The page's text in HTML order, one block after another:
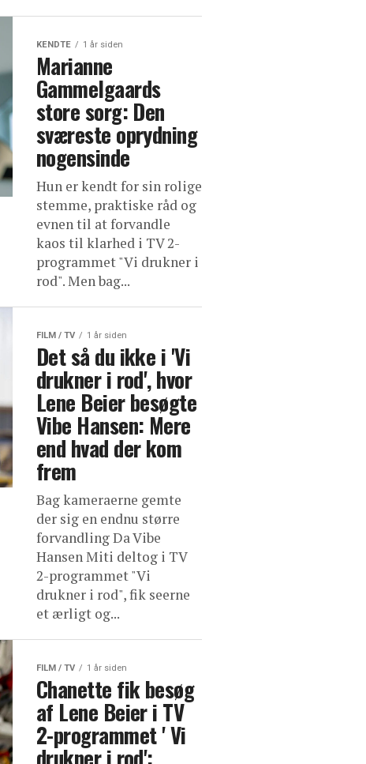
KENDTE 1 år siden
Marianne
Gammelgaards
store sorg: Den
sværeste oprydning
nogensinde
Hun er kendt for sin rolige
stemme, praktiske råd og
evnen til at forvandle
kaos til klarhed i TV 2-
programmet "Vi drukner i
rod". Men bag...
FILM / TV 1 år siden
Det så du ikke i 'Vi
drukner i rod', hvor
Lene Beier besøgte
Vibe Hansen: Mere
end hvad der kom
frem
Bag kameraerne gemte
der sig en endnu større
forvandling Da Vibe
Hansen Miti deltog i TV
2-programmet "Vi
drukner i rod", fik seerne
et ærligt og...
FILM / TV 1 år siden
Chanette fik besøg
af Lene Beier i TV
2-programmet ' Vi
drukner i rod':